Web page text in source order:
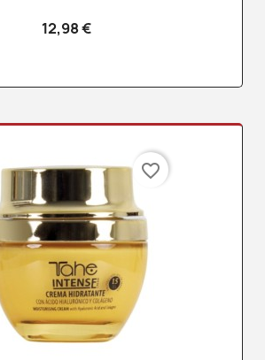
12,98 €
favorite_border